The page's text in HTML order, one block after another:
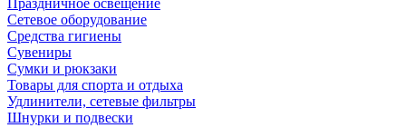
Праздничное освещение
Сетевое оборудование
Средства гигиены
Сувениры
Сумки и рюкзаки
Товары для спорта и отдыха
Удлинители, сетевые фильтры
Шнурки и подвески